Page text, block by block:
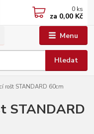
Menu
Hledat
0 ks
za 0,00 Kč
rošt STANDARD 60cm
STANDARD